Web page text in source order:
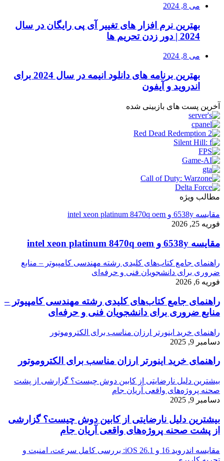
می 8, 2024
بهترین نرم افزار های تغییر آی پی رایگان در سال
2024 | دور زدن تحریم ها
می 8, 2024
بهترین برنامه های دانلود انیمه در سال 2024 برای
اندروید و آیفون
آخرین پست های بازبینی شده
مطالب ویژه
مقایسه 6538y و intel xeon platinum 8470q oem
فوریه 25, 2026
مقایسه 6538y و intel xeon platinum 8470q oem
راهنمای جامع کتاب‌های کلیدی رشته مهندسی کامپیوتر – منابع
ضروری برای دانشجویان فنی و حرفه‌ای
فوریه 6, 2026
راهنمای جامع کتاب‌های کلیدی رشته مهندسی کامپیوتر –
منابع ضروری برای دانشجویان فنی و حرفه‌ای
راهنمای خرید اینورتر ارزان مناسب برای الکتروموتور
دسامبر 9, 2025
راهنمای خرید اینورتر ارزان مناسب برای الکتروموتور
بیشترین دلیل نارضایتی از کابین دوش چیست؟ گزارشی از پشت
صحنه پروژه‌های واقعی آریان جام
دسامبر 9, 2025
بیشترین دلیل نارضایتی از کابین دوش چیست؟ گزارشی
از پشت صحنه پروژه‌های واقعی آریان جام
مقایسه اندروید 16 و iOS 26.1: بررسی کامل سرعت، امنیت و